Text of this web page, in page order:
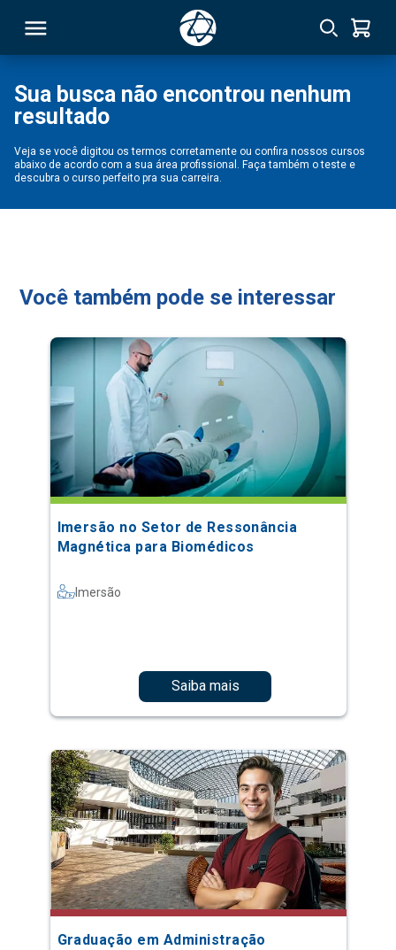
Sua busca não encontrou nenhum
resultado
Veja se você digitou os termos corretamente ou confira nossos cursos
abaixo de acordo com a sua área profissional. Faça também o teste e
descubra o curso perfeito pra sua carreira.
Você também pode se interessar
Imersão no Setor de Ressonância
Magnética para Biomédicos
Imersão
Saiba mais
Graduação em Administração